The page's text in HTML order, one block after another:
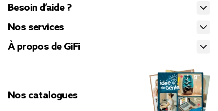
Besoin d’aide ?
Nos services
À propos de GiFi
Nos catalogues